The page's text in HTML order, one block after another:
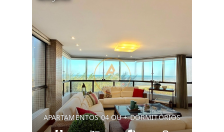
APARTAMENTOS 04 OU + DORMITÓRIOS